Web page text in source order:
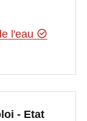
l'eau
- Etat